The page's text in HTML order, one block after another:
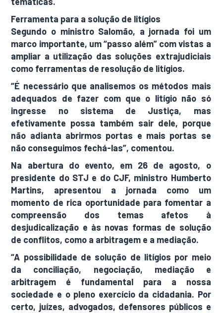
Ferramenta para a solução de litígios
Segundo o ministro Salomão, a jornada foi um
marco importante, um “passo além” com vistas a
ampliar a utilização das soluções extrajudiciais
como ferramentas de resolução de litígios.
“É necessário que analisemos os métodos mais
adequados de fazer com que o litígio não só
ingresse no sistema de Justiça, mas
efetivamente possa também sair dele, porque
não adianta abrirmos portas e mais portas se
não conseguimos fechá-las”, comentou.
Na abertura do evento, em 26 de agosto, o
presidente do STJ e do CJF, ministro Humberto
Martins, apresentou a jornada como um
momento de rica oportunidade para fomentar a
compreensão dos temas afetos à
desjudicalização e às novas formas de solução
de conflitos, como a arbitragem e a mediação.
“A possibilidade de solução de litígios por meio
da conciliação, negociação, mediação e
arbitragem é fundamental para a nossa
sociedade e o pleno exercício da cidadania. Por
certo, juízes, advogados, defensores públicos e